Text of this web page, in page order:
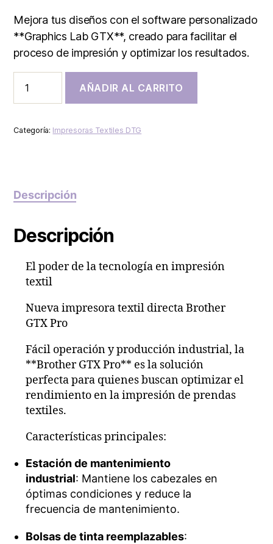
Mejora tus diseños con el software personalizado
**Graphics Lab GTX**, creado para facilitar el
proceso de impresión y optimizar los resultados.
AÑADIR AL CARRITO
Categoría: Impresoras Textiles DTG
Descripción
Descripción
El poder de la tecnología en impresión
textil
Nueva impresora textil directa Brother
GTX Pro
Fácil operación y producción industrial, la
**Brother GTX Pro** es la solución
perfecta para quienes buscan optimizar el
rendimiento en la impresión de prendas
textiles.
Características principales:
Estación de mantenimiento
industrial: Mantiene los cabezales en
óptimas condiciones y reduce la
frecuencia de mantenimiento.
Bolsas de tinta reemplazables: